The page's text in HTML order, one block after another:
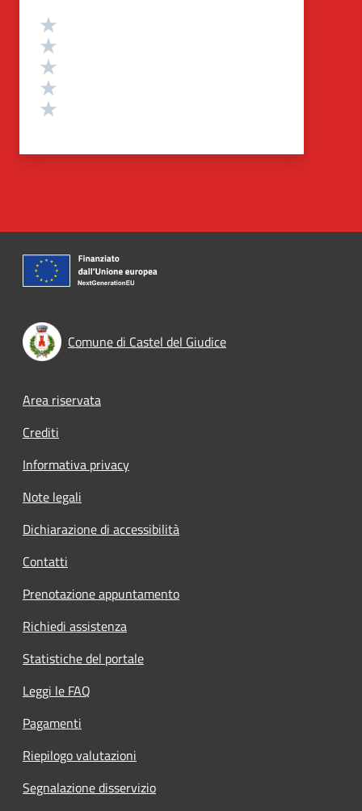
Valutazione
Comune di Castel del Giudice
Footer menu
Area riservata
Crediti
Informativa privacy
Note legali
Dichiarazione di accessibilità
Contatti
Prenotazione appuntamento
Richiedi assistenza
Statistiche del portale
Leggi le FAQ
Pagamenti
Riepilogo valutazioni
Segnalazione disservizio